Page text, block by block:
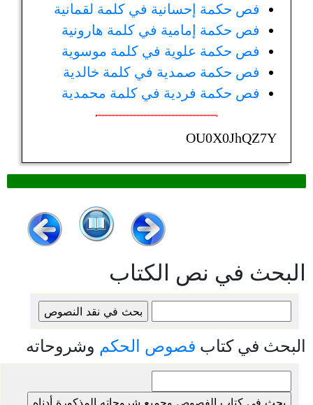
فص حكمة إحسانية في كلمة لقمانية
فص حكمة إمامية في كلمة هارونية
فص حكمة علوية في كلمة موسوية
فص حكمة صمدية في كلمة خالدية
فص حكمة فردية في كلمة محمدية
OU0X0JhQZ7Y
البحث في نص الكتاب
البحث في كتاب فصوص الحكم وشروحاته